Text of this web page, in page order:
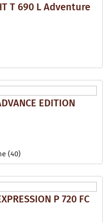
T 690 L Adventure
EDITION
(40)
P 720 FC